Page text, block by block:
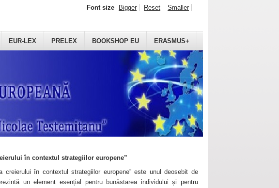
EUR-LEX PRELEX BOOKSHOP EU ERASMUS+
Font size Bigger Reset Smaller
în contextul strategiilor europene”
creierului în contextul strategiilor europene” este unul deosebit de
un element esențial pentru bunăstarea individului și pentru